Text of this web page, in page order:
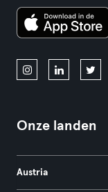
Onze landen
Austria